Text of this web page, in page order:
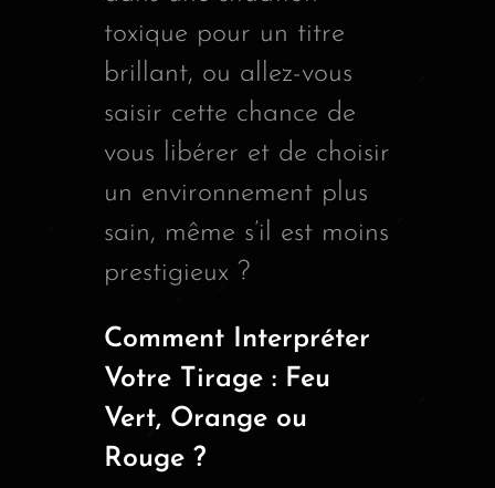
toxique pour un titre
brillant, ou allez-vous
saisir cette chance de
vous libérer et de choisir
un environnement plus
sain, même s’il est moins
prestigieux ?
Comment Interpréter
Votre Tirage : Feu
Vert, Orange ou
Rouge ?